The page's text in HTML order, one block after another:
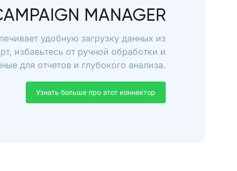
MANAGER
удобную загрузку данных из
избавьтесь от ручной обработки и
для отчетов и глубокого анализа.
Узнать больше про этот коннектор